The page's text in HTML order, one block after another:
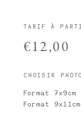
TARIF À
€12,00
CHOISIR
Format
Format